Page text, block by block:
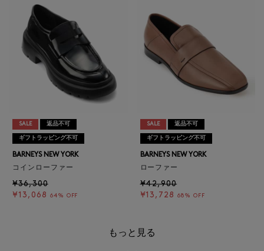
SALE 返品不可
ギフトラッピング不可
BARNEYS NEW YORK
コインローファー
¥36,300
¥13,068
64% OFF
SALE 返品不可
ギフトラッピング不可
BARNEYS NEW YORK
ローファー
¥42,900
¥13,728
68% OFF
もっと見る